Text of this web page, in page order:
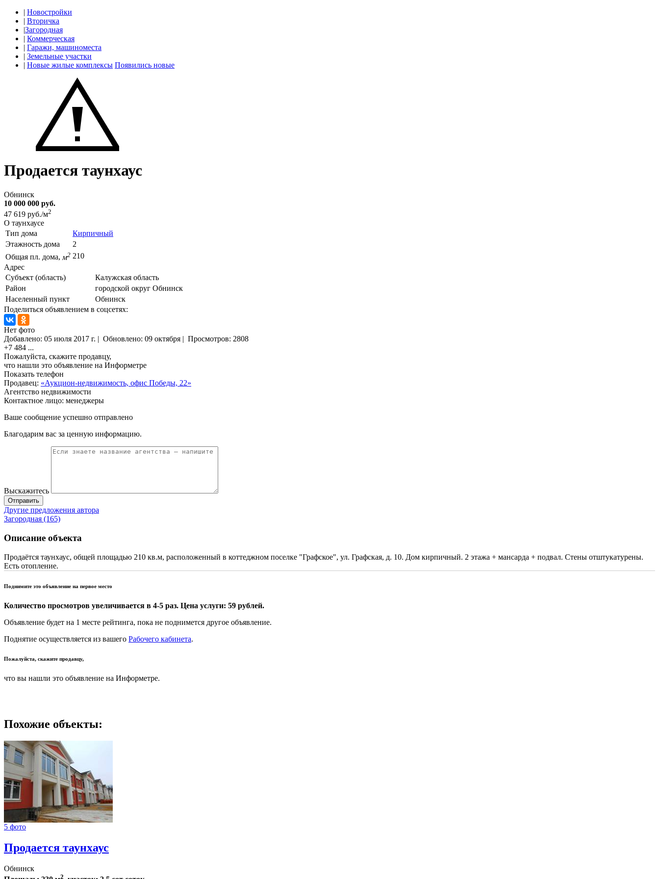
| Новостройки
| Вторичка
|Загородная
| Коммерческая
| Гаражи, машиноместа
| Земельные участки
| Новые жилые комплексы Появились новые
Продается таунхаус
Обнинск
10 000 000 руб.
47 619 руб./м2
О таунхаусе
Тип дома
Кирпичный
Этажность дома
2
Общая пл. дома, м2 210
Адрес
Субъект (область)
Калужская область
Район
городской округ Обнинск
Населенный пункт
Обнинск
Поделиться объявлением в соцсетях:
Нет фото
Добавлено: 05 июля 2017 г. | Обновлено: 09 октября | Просмотров: 2808
+7 484 ...
Пожалуйста, скажите продавцу,
что нашли это объявление на Информетре
Показать телефон
Продавец: «Аукцион-недвижимость, офис Победы, 22»
Агентство недвижимости
Контактное лицо: менеджеры
Ваше сообщение успешно отправлено
Благодарим вас за ценную информацию.
Выскажитесь
Отправить
Другие предложения автора
Загородная (165)
Описание объекта
Продаётся таунхаус, общей площадью 210 кв.м, расположенный в коттеджном поселке "Графское", ул. Графская, д. 10. Дом кирпичный. 2 этажа + мансарда + подвал. Стены отштукатурены.
Есть отопление.
Поднимите это объявление на первое место
Количество просмотров увеличивается в 4-5 раз. Цена услуги: 59 рублей.
Объявление будет на 1 месте рейтинга, пока не поднимется другое объявление.
Поднятие осуществляется из вашего Рабочего кабинета.
Пожалуйста, скажите продавцу,
что вы нашли это объявление на Информетре.
Похожие объекты:
5 фото
Продается таунхаус
Обнинск
2